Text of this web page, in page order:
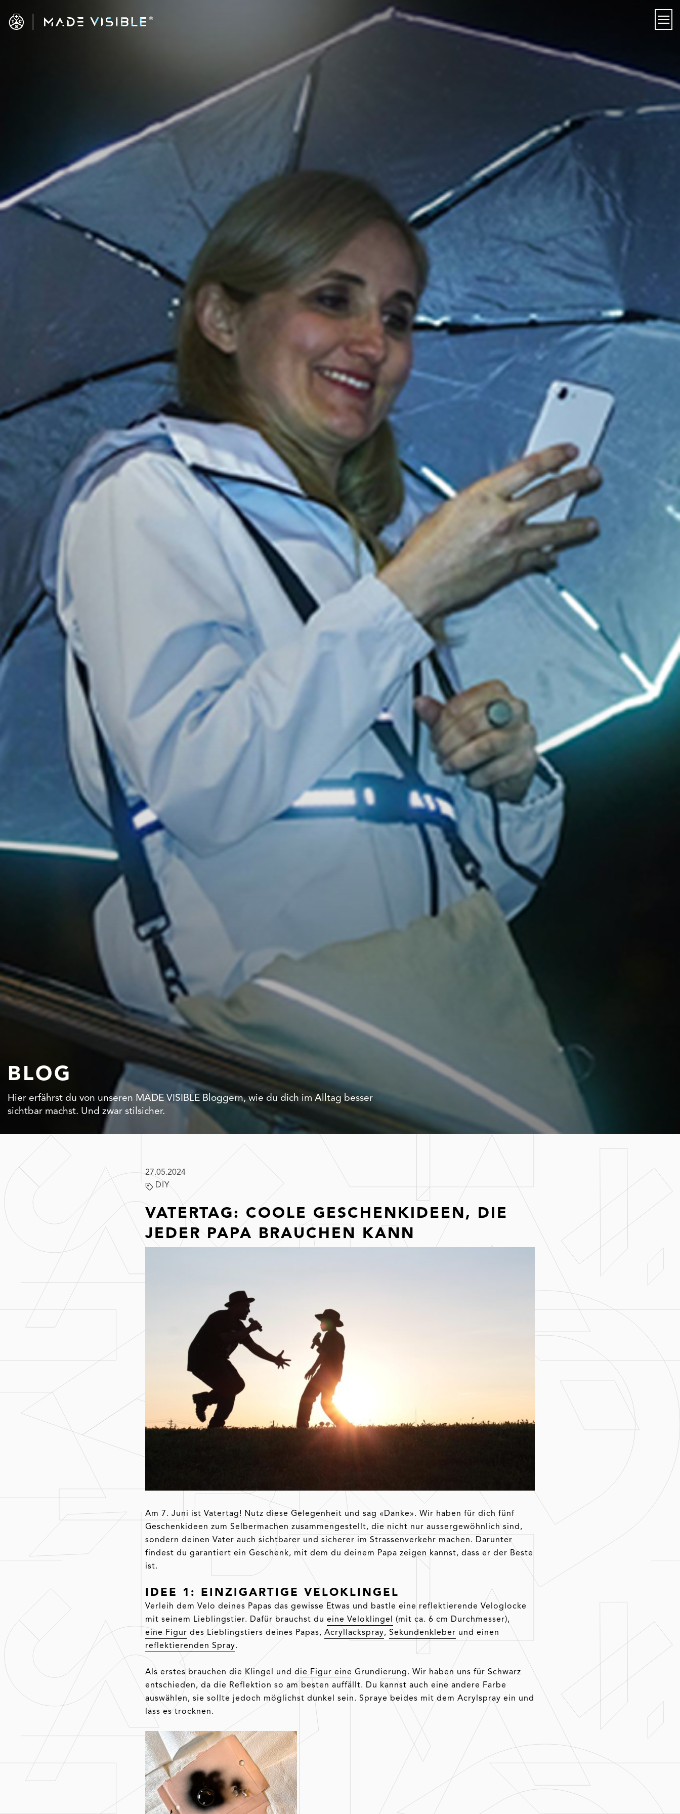
BLOG
Hier erfährst du von unseren MADE VISIBLE Bloggern, wie du dich im Alltag besser
sichtbar machst. Und zwar stilsicher.
27.05.2024
DIY
VATERTAG: COOLE GESCHENKIDEEN, DIE
JEDER PAPA BRAUCHEN KANN
Am 7. Juni ist Vatertag! Nutz diese Gelegenheit und sag «Danke». Wir haben für dich fünf
Geschenkideen zum Selbermachen zusammengestellt, die nicht nur aussergewöhnlich sind,
sondern deinen Vater auch sichtbarer und sicherer im Strassenverkehr machen. Darunter
findest du garantiert ein Geschenk, mit dem du deinem Papa zeigen kannst, dass er der Beste
ist.
IDEE 1: EINZIGARTIGE VELOKLINGEL
Verleih dem Velo deines Papas das gewisse Etwas und bastle eine reflektierende Veloglocke
mit seinem Lieblingstier. Dafür brauchst du eine Veloklingel
(mit ca. 6 cm Durchmesser),
eine Figur des Lieblingstiers deines Papas, Acryllackspray, Sekundenkleber und einen
reflektierenden Spray.
Als erstes brauchen die Klingel und die Figur eine Grundierung. Wir haben uns für Schwarz
entschieden, da die Reflektion so am besten auffällt. Du kannst auch eine andere Farbe
auswählen, sie sollte jedoch möglichst dunkel sein. Spraye beides mit dem Acrylspray ein und
lass es trocknen.